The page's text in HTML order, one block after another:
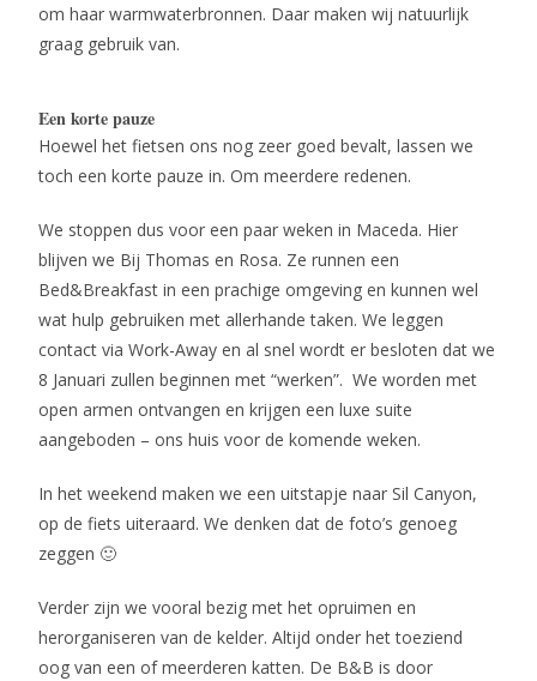
om haar warmwaterbronnen. Daar maken wij natuurlijk
graag gebruik van.
Een korte pauze
Hoewel het fietsen ons nog zeer goed bevalt, lassen we
toch een korte pauze in. Om meerdere redenen.
We stoppen dus voor een paar weken in Maceda. Hier
blijven we Bij Thomas en Rosa. Ze runnen een
Bed&Breakfast in een prachige omgeving en kunnen wel
wat hulp gebruiken met allerhande taken. We leggen
contact via Work-Away en al snel wordt er besloten dat we
8 Januari zullen beginnen met “werken”. We worden met
open armen ontvangen en krijgen een luxe suite
aangeboden – ons huis voor de komende weken.
In het weekend maken we een uitstapje naar Sil Canyon,
op de fiets uiteraard. We denken dat de foto’s genoeg
zeggen 🙂
Verder zijn we vooral bezig met het opruimen en
herorganiseren van de kelder. Altijd onder het toeziend
oog van een of meerderen katten. De B&B is door